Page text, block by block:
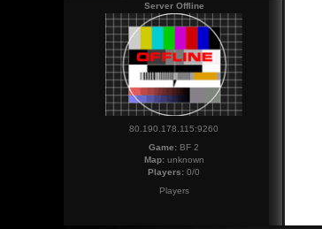
Server Offline
80.190.178.115:9260
Game: BF 2
Map:unknown
Players: 0/0
Players